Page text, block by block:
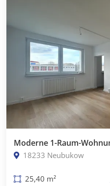
18233 Neubukow
25,40 m²